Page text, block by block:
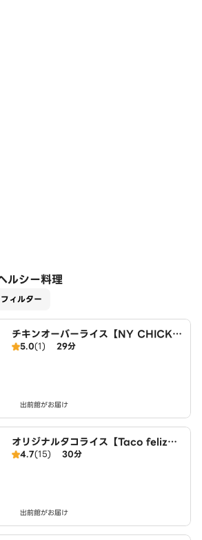
ルシー料理
フィルター
チキンオーバーライス【NY CHICKE
N STAND】 伏見向島店
5.0(1) 29分
出前館がお届け
オリジナルタコライス【Taco feliz】
伏見向島店
4.7(15) 30分
出前館がお届け